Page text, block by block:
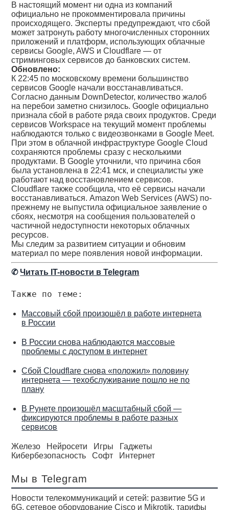
В настоящий момент ни одна из компаний
официально не прокомментировала причины
происходящего. Эксперты предупреждают, что сбой
может затронуть работу многочисленных сторонних
приложений и платформ, использующих облачные
сервисы Google, AWS и Cloudflare — от
стриминговых сервисов до банковских систем.
Обновлено:
К 22:45 по московскому времени большинство
сервисов Google начали восстанавливаться.
Согласно данным DownDetector, количество жалоб
на перебои заметно снизилось. Google официально
признала сбой в работе ряда своих продуктов. Среди
сервисов Workspace на текущий момент проблемы
наблюдаются только с видеозвонками в Google Meet.
При этом в облачной инфраструктуре Google Cloud
сохраняются проблемы сразу с несколькими
продуктами. В Google уточнили, что причина сбоя
была установлена в 22:41 мск, и специалисты уже
работают над восстановлением сервисов.
Cloudflare также сообщила, что её сервисы начали
восстанавливаться. Amazon Web Services (AWS) по-
прежнему не выпустила официальное заявление о
сбоях, несмотря на сообщения пользователей о
частичной недоступности некоторых облачных
ресурсов.
Мы следим за развитием ситуации и обновим
материал по мере появления новой информации.
✆Читать IT-новости в Telegram
Также по теме:
Массовый сбой произошёл в работе интернета
в России
В России снова наблюдаются массовые
проблемы с доступом в интернет
Сбой Cloudflare снова «положил» половину
интернета — техобслуживание пошло не по
плану
В Рунете произошёл масштабный сбой —
фиксируются проблемы в работе разных
сервисов
Железо Нейросети Игры
Гаджеты
Кибербезопасность
Софт Интернет
Мы в Telegram
Новости телекоммуникаций и сетей: развитие 5G и
6G, сетевое оборудование Cisco и Mikrotik, тарифы